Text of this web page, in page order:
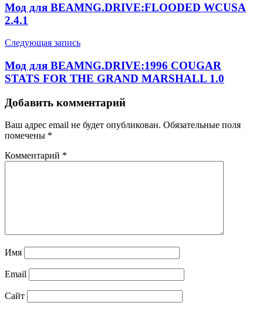
Мод для BEAMNG.DRIVE:FLOODED WCUSA
2.4.1
Следующая запись
Мод для BEAMNG.DRIVE:1996 COUGAR
STATS FOR THE GRAND MARSHALL 1.0
Добавить комментарий
Ваш адрес email не будет опубликован. Обязательные поля
помечены *
Комментарий *
Имя
Email
Сайт